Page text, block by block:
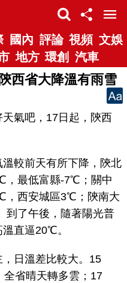
國內 評論 視頻 文娛
地方 環創 汽車
西省大降溫有雨雪
氣吧，17日起，陝西
較前天有所下降，陝北
最低富縣-7℃；關中
西安城區3℃；陝南大
了午後，隨著陽光普
直逼20℃。
日溫差比較大。15
全省晴天轉多雲；17